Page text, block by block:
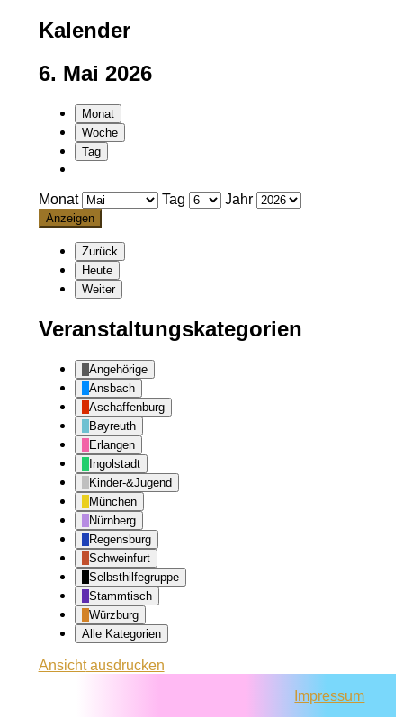
Kalender
6. Mai 2026
Monat
Woche
Tag
Monat Tag Jahr
Zurück
Heute
Weiter
Veranstaltungskategorien
Angehörige
Ansbach
Aschaffenburg
Bayreuth
Erlangen
Ingolstadt
Kinder-&Jugend
München
Nürnberg
Regensburg
Schweinfurt
Selbsthilfegruppe
Stammtisch
Würzburg
Alle Kategorien
Ansichtausdrucken
Impressum